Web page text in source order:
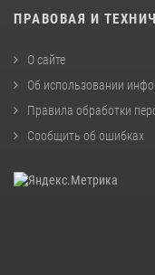
ПРАВОВАЯ И
О сайте
Об использовании
Правила обработки
Сообщить об ошибках